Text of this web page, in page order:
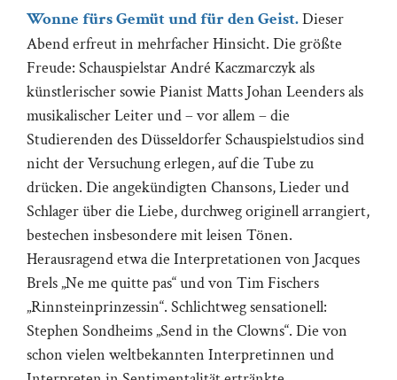
Wonne fürs Gemüt und für den Geist.Dieser
Abend erfreut in mehrfacher Hinsicht. Die größte
Freude: Schauspielstar André Kaczmarczyk als
künstlerischer sowie Pianist Matts Johan Leenders als
musikalischer Leiter und – vor allem – die
Studierenden des Düsseldorfer Schauspielstudios sind
nicht der Versuchung erlegen, auf die Tube zu
drücken. Die angekündigten Chansons, Lieder und
Schlager über die Liebe, durchweg originell arrangiert,
bestechen insbesondere mit leisen Tönen.
Herausragend etwa die Interpretationen von Jacques
Brels „Ne me quitte pas“ und von Tim Fischers
„Rinnsteinprinzessin“. Schlichtweg sensationell:
Stephen Sondheims „Send in the Clowns“. Die von
schon vielen weltbekannten Interpretinnen und